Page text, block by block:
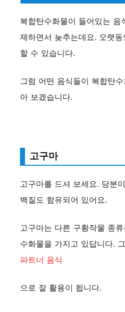
복합탄수화물이 들어있는 음
제하면서 늦추는데요. 오랫
할 수 있습니다.
그럼 어떤 음식들이 복합탄
아 보겠습니다.
고구마
고구마를 드셔 보세요. 당분
백질도 함유되어 있어요.
고구마는 다른 구황작물 종
수화물을 가지고 있답니다.
파트너 음식
으로 잘 활용이 됩니다.